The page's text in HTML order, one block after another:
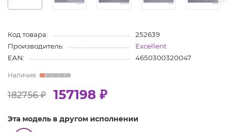
Код товара:
252639
Производитель:
Excellent
EAN:
4650300320047
182756 ₽ 157198 ₽
Эта модель в другом исполнении